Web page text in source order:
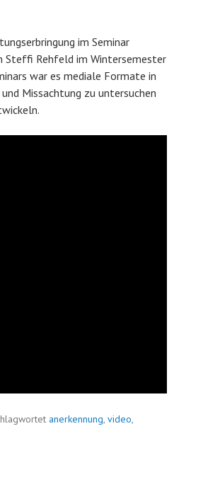
im Seminar
Steffi Rehfeld im Wintersemester
war es mediale Formate in
Missachtung zu untersuchen
anerkennung, video,